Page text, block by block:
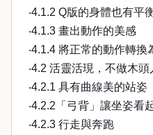
‧4.1.2 Q版的身體也有平
‧4.1.3 畫出動作的美感
‧4.1.4 將正常的動作轉換
‧4.2 活靈活現，不做木頭
‧4.2.1 具有曲線美的站姿
‧4.2.2「弓背」讓坐姿看
‧4.2.3 行走與奔跑